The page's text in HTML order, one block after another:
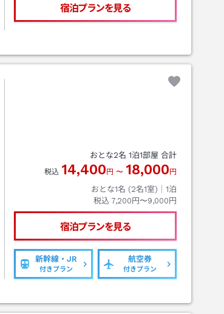
宿泊プランを見る
おとな2名 1泊1部屋 合計
税込 14,400 円 〜 18,000 円
おとな1名 (2名1室)｜ 1泊
税込 7,200円〜9,000円
宿泊プランを見る
新幹線・JR
付きプラン
航空券
付きプラン